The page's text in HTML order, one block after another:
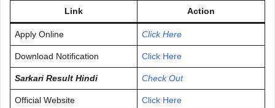
Link Action
Apply Online Click Here
Download Notification Click Here
Sarkari Result Hindi Check Out
Official Website Click Here